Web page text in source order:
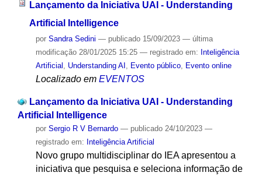
Lançamento da Iniciativa UAI - Understanding
Artificial Intelligence
por Sandra Sedini — publicado15/09/2023 — última
modificação28/01/2025 15:25 — registrado em: Inteligência
Artificial
Understanding AI Evento público, Evento online
Localizado em EVENTOS
Lançamento da Iniciativa UAI - Understanding
Artificial Intelligence
por Sergio R V Bernardo — publicado24/10/2023 —
registrado em: Inteligência Artificial
Novo grupo multidisciplinar do IEA apresentou a
iniciativa que pesquisa e seleciona informação de